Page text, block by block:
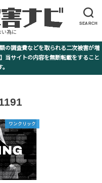
SEARCH
い為に
の調査費などを取られる二次被害が増
イトの内容を無断転載をすること
ワンクリック